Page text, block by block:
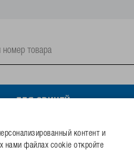
контент и
нами файлах cookie откройте